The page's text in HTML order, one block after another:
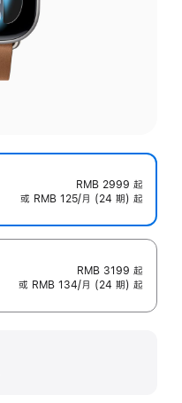
RMB 2999 起
或 RMB 125/月 (24 期) 起
RMB 3199 起
或 RMB 134/月 (24 期) 起